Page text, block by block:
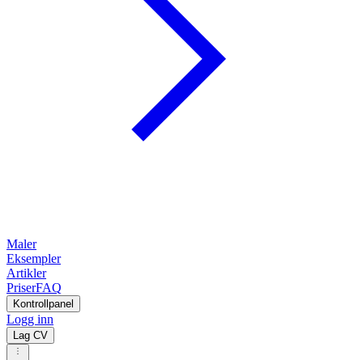
Maler
Eksempler
Artikler
PriserFAQ
Kontrollpanel
Logg inn
Lag CV